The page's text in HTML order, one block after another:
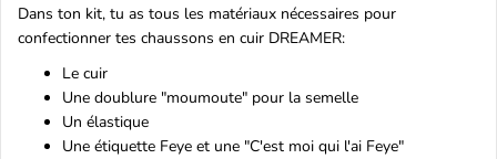
Dans ton kit, tu as tous les matériaux nécessaires pour
confectionner tes chaussons en cuir DREAMER:
Le cuir
Une doublure "moumoute" pour la semelle
Un élastique
Une étiquette Feye et une "C'est moi qui l'ai Feye"